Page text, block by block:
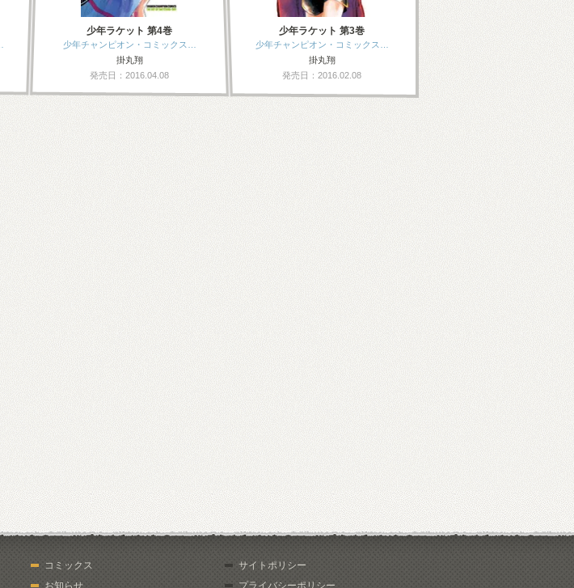
少年ラケット 第4巻
少年チャンピオン・コミックス…
掛丸翔
発売日：2016.04.08
少年ラケット 第3巻
少年チャンピオン・コミックス…
掛丸翔
発売日：2016.02.08
コミックス
お知らせ
サイトポリシー
プライバシーポリシー